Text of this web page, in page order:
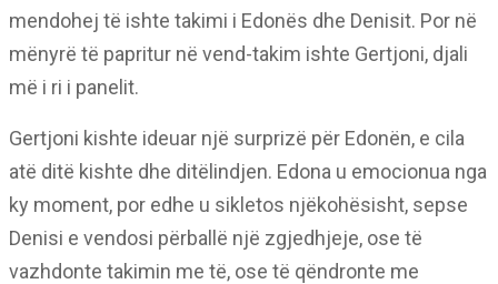
mendohej të ishte takimi i Edonës dhe Denisit. Por në
mënyrë të papritur në vend-takim ishte Gertjoni, djali
më i ri i panelit.
Gertjoni kishte ideuar një surprizë për Edonën, e cila
atë ditë kishte dhe ditëlindjen. Edona u emocionua nga
ky moment, por edhe u sikletos njëkohësisht, sepse
Denisi e vendosi përballë një zgjedhjeje, ose të
vazhdonte takimin me të, ose të qëndronte me